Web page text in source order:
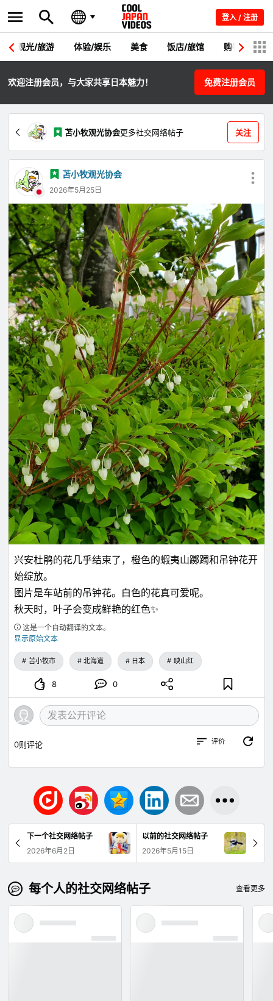
登入 / 注册
观光/旅游 体验/娱乐 美食 饭店/旅馆 购物 节
欢迎注册会员，与大家共享日本魅力！ 免费注册会员
苫小牧观光协会更多社交网络帖子 关注
苫小牧观光协会
2026年5月25日
兴安杜鹃的花几乎结束了，橙色的蝦夷山躑躅和吊钟花开
始绽放。
图片是车站前的吊钟花。白色的花真可爱呢。
秋天时，叶子会变成鲜艳的红色✨
这是一个自动翻译的文本。
显示原始文本
苫小牧市 北海道 日本 映山红
8 0
0则评论 评价
下一个社交网络帖子
2026年6月2日
以前的社交网络帖子
2026年5月15日
每个人的社交网络帖子 查看更多